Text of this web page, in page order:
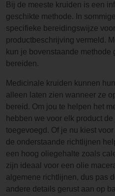
Bij de meeste kruiden is een
geschikte methode. In
specifieke bereidingswijze
productbeschrijving vermeld.
kun je bovenstaande methode
bereiden.
Medicinale kruiden kunnen
alleen laten zien wanneer ze
bereid. Om jou te helpen het
hebben we voor elk product
toegevoegd. Of je nu kiest
de onderstaande richtlijnen
een hoog oliegehalte zoals
zijn ideaal voor een olie
algemene richtlijnen, dus pas
andere details gerust aan op